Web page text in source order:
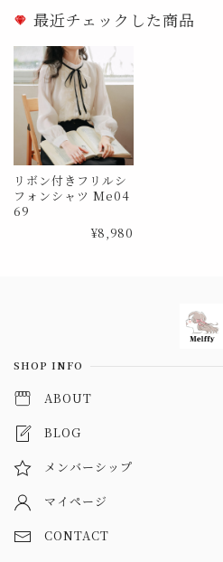
最近チェックした商品
リボン付きフリルシ
フォンシャツ Me04
69
¥8,980
SHOP INFO
ABOUT
BLOG
メンバーシップ
マイページ
CONTACT